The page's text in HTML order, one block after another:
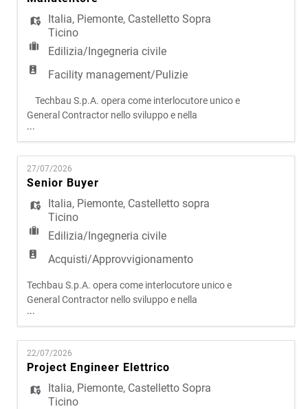
FR
IT
DE
ES
PT
presidia l'intero ciclo di vita degli interventi,
assicurando elev
Italia, Piemonte, Castelletto Sopra
Ticino
Edilizia/Ingegneria civile
Facility management/Pulizie
Techbau S.p.A. opera come interlocutore unico e
General Contractor nello sviluppo e nella
realizzazione di progetti complessi in ambito civile
e infrastrutturale. Attraverso un modello
operativo integrato, che riunisce progettazione,
sviluppo e costruzione, l'azienda presidia l'intero
ciclo di vita degli interventi, assicurando elevati
livell
...
27/07/2026
Senior Buyer
Italia, Piemonte, Castelletto sopra
Ticino
Edilizia/Ingegneria civile
Acquisti/Approvvigionamento
Techbau S.p.A. opera come interlocutore unico e
General Contractor nello sviluppo e nella
realizzazione di progetti complessi in ambito civile
e infrastrutturale. Attraverso un modello
operativo integrato, che riunisce progettazione,
sviluppo e costruzione, l'azienda presidia l'intero
ciclo di vita degli interventi, assicurando elevati
livelli qual
...
22/07/2026
Project Engineer Elettrico
Italia, Piemonte, Castelletto Sopra
Ticino